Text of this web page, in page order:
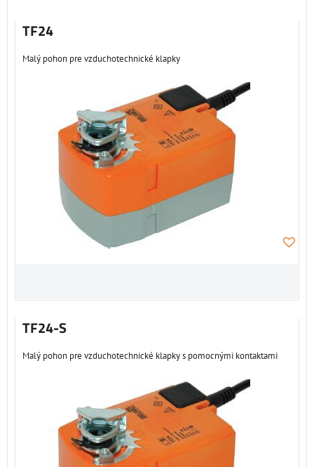
Mriežka
TF24
Malý pohon pre vzduchotechnické klapky
TF24-S
Malý pohon pre vzduchotechnické klapky s pomocnými kontaktami